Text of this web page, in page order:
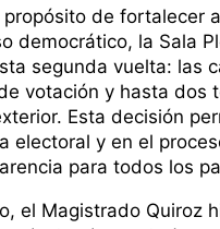
propósito de fortalecer
democrático, la Sala
segunda vuelta: las
votación y hasta dos
Esta decisión
electoral y en el
para todos los
el Magistrado Quiroz